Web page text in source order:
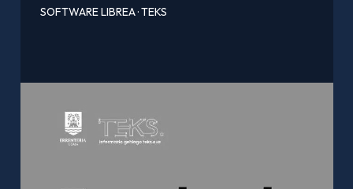
SOFTWARE LIBREA·TEKS